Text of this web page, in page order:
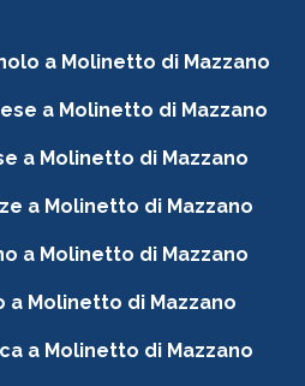
a Molinetto di Mazzano
a Molinetto di Mazzano
a Molinetto di Mazzano
a Molinetto di Mazzano
a Molinetto di Mazzano
Molinetto di Mazzano
a Molinetto di Mazzano